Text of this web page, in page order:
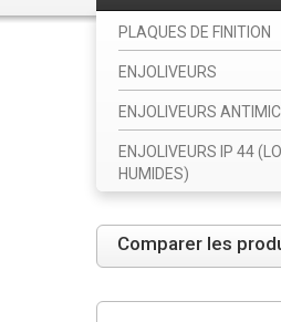
PLAQUES DE FINITION
ENJOLIVEURS
ENJOLIVEURS
ENJOLIVEURS IP 44
HUMIDES)
Comparer les